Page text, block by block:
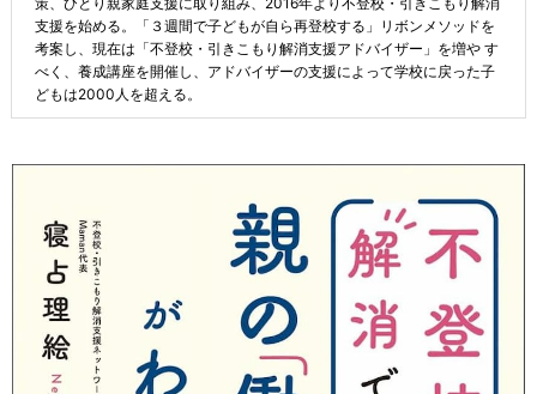
支援を始める。「３週間で子どもが自ら再登校する」リボンメソッドを
考案し、現在は「不登校・引きこもり解消支援アドバイザー」を増や す
べく、養成講座を開催し、アドバイザーの支援によって学校に戻った子
どもは2000人を超える。